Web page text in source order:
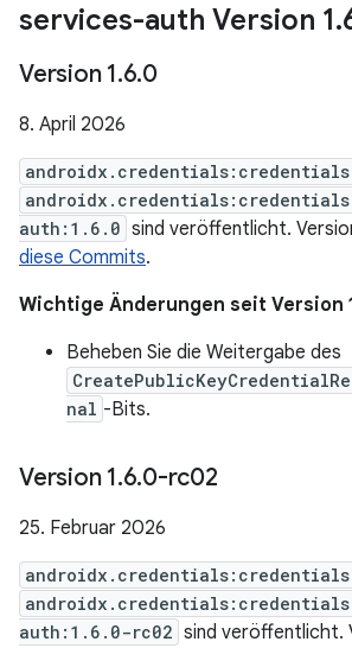
services-auth Version 1.
Version 1.6.0
8. April 2026
auth:1.6.0 sind veröffentlicht.
diese Commits.
Wichtige Änderungen seit Version
Beheben Sie die Weitergabe des
nal -Bits.
Version 1.6.0-rc02
25. Februar 2026
auth:1.6.0-rc02 sind veröffentlicht.